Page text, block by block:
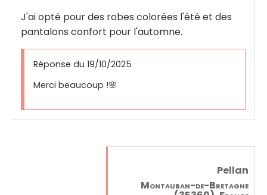
J'ai opté pour des robes colorées l'été et des
pantalons confort pour l'automne.
Réponse du 19/10/2025
Merci beaucoup !🌸
Pellan
Montauban-de-Bretagne